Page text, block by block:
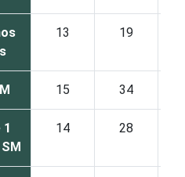
13 19
15 34
1
14 28